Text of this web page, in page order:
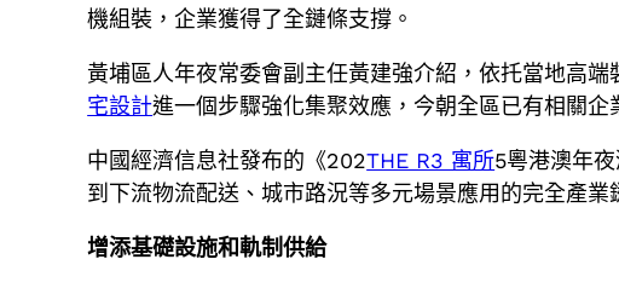
機組裝，企業獲得了全鏈條支撐。
黃埔區人年夜常委會副主任黃建強介紹，依托當地高
宅設計進一個步驟強化集聚效應，今朝全區已有相關企
中國經濟信息社發布的《202THE R3 寓所5粵港澳年
到下流物流配送、城市路況等多元場景應用的完全產業
增添基礎設施和軌制供給